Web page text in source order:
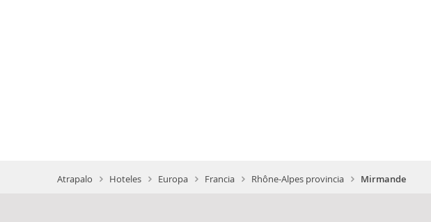
Atrapalo Hoteles Europa Francia Rhône-Alpes provincia Mirmande